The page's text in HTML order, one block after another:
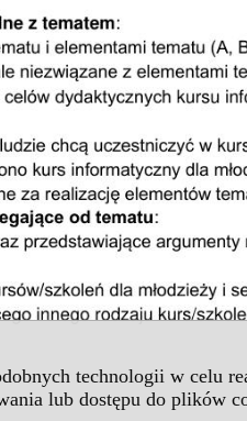
technologii w celu
lub dostępu do plików